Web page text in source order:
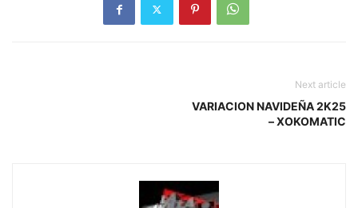
Next article
VARIACION NAVIDEÑA 2K25
– XOKOMATIC